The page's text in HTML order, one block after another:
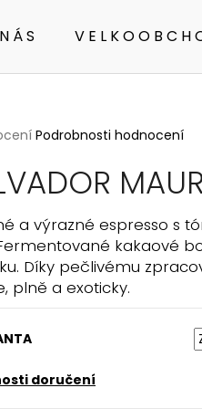
Podrobnosti hodnocení
a výrazné espresso s
kakaové
Díky pečlivému
plně a exoticky.
doručení
HLEDAT